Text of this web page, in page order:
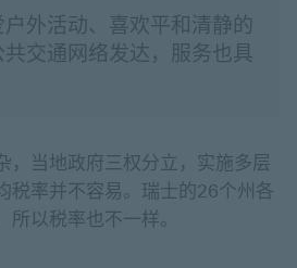
外活动、喜欢平和清静的
交通网络发达，服务也具
，当地政府三权分立，实施多层
税率并不容易。瑞士的26个州各
以税率也不一样。